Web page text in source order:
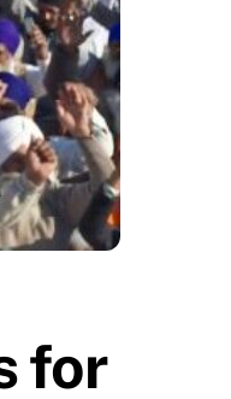
for